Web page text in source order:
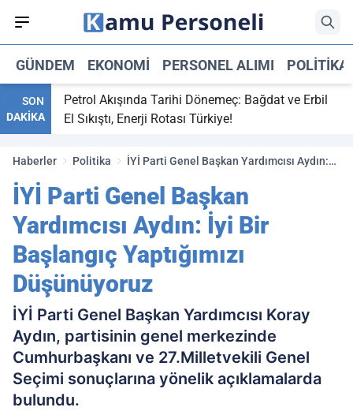
GÜNDEM EKONOMI PERSONEL ALIMI POLITIKA
SON
DAKİKA
Petrol Akışında Tarihi Dönemeç: Bağdat ve Erbil
El Sıkıştı, Enerji Rotası Türkiye!
Haberler Politika
İYİ Parti Genel Başkan Yardımcısı Aydın:
İYİ Parti Genel Başkan
Yardımcısı Aydın: İyi Bir
Başlangıç Yaptığımızı
Düşünüyoruz
İYİ Parti Genel Başkan Yardımcısı Koray
Aydın, partisinin genel merkezinde
Cumhurbaşkanı ve 27.Milletvekili Genel
Seçimi sonuçlarına yönelik açıklamalarda
bulundu.